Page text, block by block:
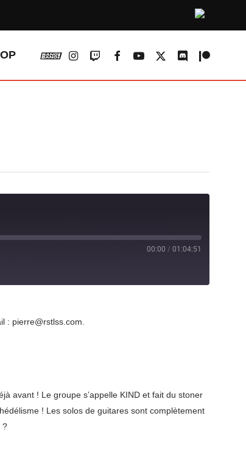
vk instagram
twitchfacebookyoutube
x-
discordpatreon
00:00 / 01:04:51
: pierre@rstlss.com.
avant ! Le groupe s’appelle KIND et fait du stoner
! Les solos de guitares sont complètement
?